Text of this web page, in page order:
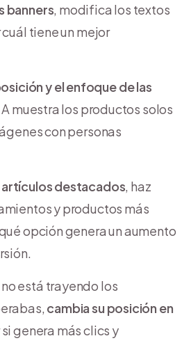
banners, modifica los textos
tiene un mejor
y el enfoque de las
A muestra los productos solos
con personas
artículos destacados, haz
y productos más
opción genera un aumento
está trayendo los
cambia su posición en
genera más clics y